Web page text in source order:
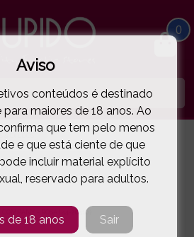
0
DE CLÍTORIS - RABBIT
COMPANY - ROSA ( 44-26410 )
Aviso
conteúdos é destinado
maiores de 18 anos. Ao
que tem pelo menos
e que está ciente de que
incluir material explícito
reservado para adultos.
de 18 anos Sair